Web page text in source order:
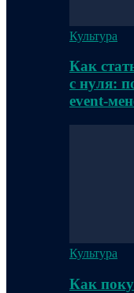
Культура
Как
с нуля:
event-
Культура
Как